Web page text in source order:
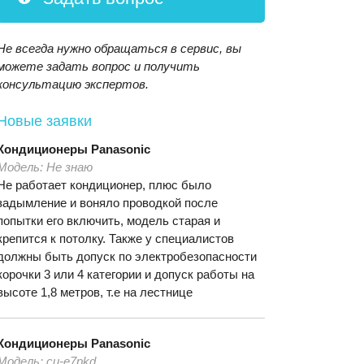
всегда нужно обращаться в сервис, вы
задать вопрос и получить
экспертов.
заявки
Panasonic
Не знаю
работает кондиционер, плюс было
и воняло проводкой после
его включить, модель старая и
к потолку. Также у специалистов
быть допуск по электробезопасности
3 или 4 категории и допуск работы на
1,8 метров, т.е на лестнице
Panasonic
cu-e7pkd